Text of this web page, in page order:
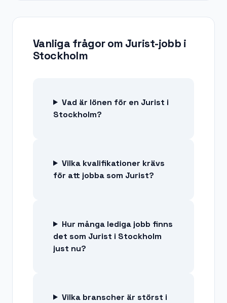
Vanliga frågor om Jurist-jobb i
Stockholm
Vad är lönen för en Jurist i
Stockholm?
Vilka kvalifikationer krävs
för att jobba som Jurist?
Hur många lediga jobb finns
det som Jurist i Stockholm
just nu?
Vilka branscher är störst i